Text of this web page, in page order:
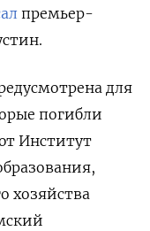
премьер-
для
погибли
Институт
хозяйства